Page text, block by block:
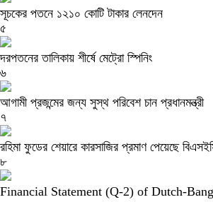
সূচকের পতনে ১২১০ কোটি টাকার লেনদেন
৫
দরপতনের তালিকায় শীর্ষে মেট্রো স্পিনিং
৬
আগামী প্রজন্মের জন্য সুস্থ পরিবেশ চান প্রধানমন্ত্রী
৭
রহিমা ফুডের শেয়ারে কারসাজির প্রমাণ পেয়েছে
৮
Financial Statement (Q-2) of Dutch-